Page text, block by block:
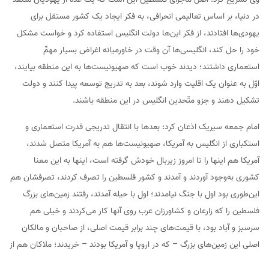
در دنیا، بر اساس تعالیمی انحرافی، به فکر ایجاد یک کشور مستقل برای
یهودی‌ها افتادند، از فکر این‌ها دولت انگلیس استفاده کرد و خواست مشکل
خود را حل کند، انگلیسی‌ها آن وقت در خاورمیانه اغراض بسیار مهمِّ
استعماری داشتند؛ دیدند خوب است که صهیونیست‌ها به این منطقه بیایند،
اوّل به عنوان یک اقلیت وارد شوند، بعد به تدریج توسعه پیدا کنند و دولت
تشکیل دهند و جزو متّحدین انگلیس در این منطقه باشند.
امام جمعه سیریک اذعان کرد: بعدها با انتقال تدریجی قدرت استعماری و
استکباری از انگلیس به آمریکا، صهیونیست‌ها هم به آمریکا متصل شدند،
آمریکا هم اینها را تا امروز زیربال خودش گرفته است، اینها به این معنا
کشوری به‌وجود آوردند و آمدند و کشور فلسطین را تصرف کردند، تصرفشان هم
این‌طوری بود اول با جنگ نیامدند؛ اول با حیله آمدند، رفتند زمین‌های بزرگ
فلسطین را که زارعان و کشاورزان عرب روی آنها کار می‌کردند و خیلی هم
سرسبز و آباد بود، با قیمت‌های چند برابر قیمت اصلی، از صاحبان و مالکان
اصلی این زمین‌های بزرگ – که در اروپا و آمریکا بودند – خریدند؛ ملاکان هم از